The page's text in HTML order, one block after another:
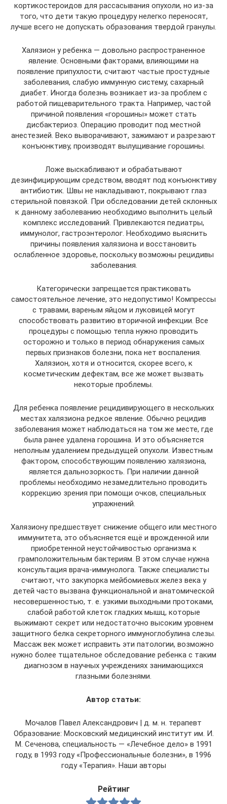
кортикостероидов для рассасывания опухоли, но из-за
того, что дети такую процедуру нелегко переносят,
лучше всего не допускать образования твердой гранулы.
Халязион у ребенка — довольно распространенное
явление. Основными факторами, влияющими на
появление припухлости, считают частые простудные
заболевания, слабую иммунную систему, сахарный
диабет. Иногда болезнь возникает из-за проблем с
работой пищеварительного тракта. Например, частой
причиной появления «горошины» может стать
дисбактериоз. Операцию проводит под местной
анестезией. Веко выворачивают, зажимают и разрезают
конъюнктиву, производят вылущивание горошины.
Ложе выскабливают и обрабатывают
дезинфицирующим средством, вводят под конъюнктиву
антибиотик. Швы не накладывают, покрывают глаз
стерильной повязкой. При обследовании детей склонных
к данному заболеванию необходимо выполнить целый
комплекс исследований. Привлекаются педиатры,
иммунолог, гастроэнтеролог. Необходимо выяснить
причины появления халязиона и восстановить
ослабленное здоровье, поскольку возможны рецидивы
заболевания.
Категорически запрещается практиковать
самостоятельное лечение, это недопустимо! Компрессы
с травами, вареным яйцом и луковицей могут
способствовать развитию вторичной инфекции. Все
процедуры с помощью тепла нужно проводить
осторожно и только в период обнаружения самых
первых признаков болезни, пока нет воспаления.
Халязион, хотя и относится, скорее всего, к
косметическим дефектам, все же может вызвать
некоторые проблемы.
Для ребенка появление рецидивирующего в нескольких
местах халязиона редкое явление. Обычно рецидив
заболевания может наблюдаться на том же месте, где
была ранее удалена горошина. И это объясняется
неполным удалением предыдущей опухоли. Известным
фактором, способствующим появлению халязиона,
является дальнозоркость. При наличии данной
проблемы необходимо незамедлительно проводить
коррекцию зрения при помощи очков, специальных
упражнений.
Халязиону предшествует снижение общего или местного
иммунитета, это объясняется ещё и врожденной или
приобретенной неустойчивостью организма к
грамположительным бактериям. В этом случае нужна
консультация врача-иммунолога. Также специалисты
считают, что закупорка мейбомиевых желез века у
детей часто вызвана функциональной и анатомической
несовершенностью, т. е. узкими выходными протоками,
слабой работой клеток гладких мышц, которые
выжимают секрет или недостаточно высоким уровнем
защитного белка секреторного иммуноглобулина слезы.
Массаж век может исправить эти патологии, возможно
нужно более тщательное обследование ребенка с таким
диагнозом в научных учреждениях занимающихся
глазными болезнями.
Автор статьи:
Мочалов Павел Александрович | д. м. н. терапевт
Образование: Московский медицинский институт им. И.
М. Сеченова, специальность — «Лечебное дело» в 1991
году, в 1993 году «Профессиональные болезни», в 1996
году «Терапия». Наши авторы
Рейтинг